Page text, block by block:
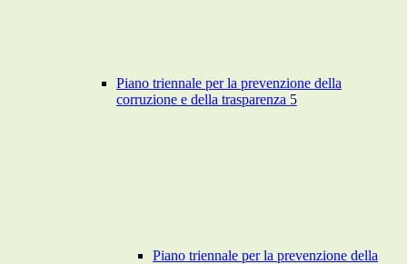
Piano triennale per la prevenzione della
corruzione e della trasparenza 5
Piano triennale per la prevenzione della